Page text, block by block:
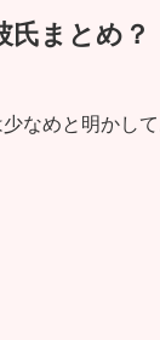
氏まとめ？
なめと明かし